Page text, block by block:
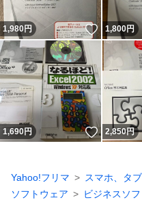
1,980円 いいね！
1,800円
1,690円 いいね！
2,850円
Yahoo!フリマ
スマホ、タ
ソフトウェア
ビジネスソ